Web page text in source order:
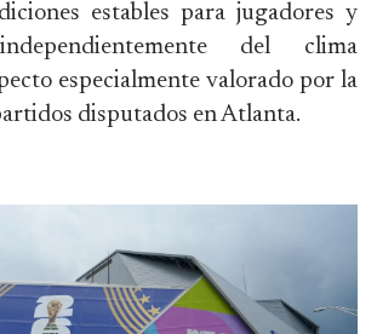
estables para jugadores y
del clima
especialmente valorado por la
disputados en Atlanta.